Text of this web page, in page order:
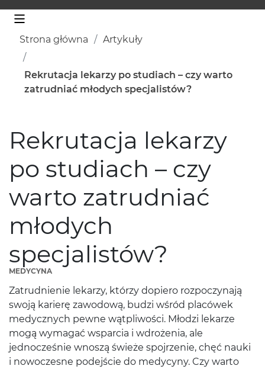
Strona główna Artykuły
Rekrutacja lekarzy po studiach – czy warto
zatrudniać młodych specjalistów?
Rekrutacja lekarzy
po studiach – czy
warto zatrudniać
młodych
specjalistów?
MEDYCYNA
Zatrudnienie lekarzy, którzy dopiero rozpoczynają
swoją karierę zawodową, budzi wśród placówek
medycznych pewne wątpliwości. Młodzi lekarze
mogą wymagać wsparcia i wdrożenia, ale
jednocześnie wnoszą świeże spojrzenie, chęć nauki
i nowoczesne podejście do medycyny. Czy warto